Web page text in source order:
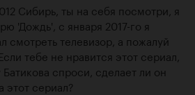
Сибирь, ты на себя посмотри, я
'Дождь', с января 2017-го я
смотреть телевизор, а пожалуй
тебе не нравится этот сериал,
Батикова спроси, сделает ли он
этот сериал?